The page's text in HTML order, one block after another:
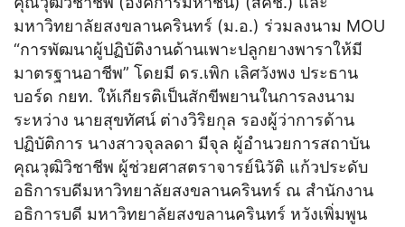
มหาวิทยาลัยสงขลานครินทร์ (ม.อ.) ร่วมลงนาม MOU
“การพัฒนาผู้ปฏิบัติงานด้านเพาะปลูกยางพาราให้มี
มาตรฐานอาชีพ” โดยมี ดร.เพิก เลิศวังพง ประธาน
บอร์ด กยท. ให้เกียรติเป็นสักขีพยานในการลงนาม
ระหว่าง นายสุขทัศน์ ต่างวิริยกุล รองผู้ว่าการด้าน
ปฏิบัติการ นางสาวจุลลดา มีจุล ผู้อำนวยการสถาบัน
คุณวุฒิวิชาชีพ ผู้ช่วยศาสตราจารย์นิวัติ แก้วประดับ
อธิการบดีมหาวิทยาลัยสงขลานครินทร์ ณ สำนักงาน
อธิการบดี มหาวิทยาลัยสงขลานครินทร์ หวังเพิ่มพูน